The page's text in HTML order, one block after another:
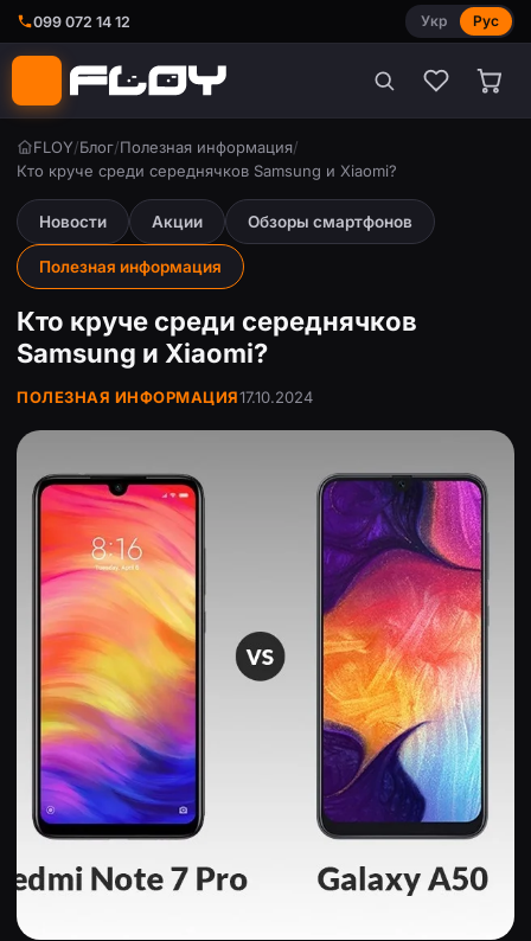
099 072 14 12 Укр Рус
FLOY/Блог/Полезная информация/
Кто круче среди середнячков Samsung и Xiaomi?
Новости Акции Обзоры смартфонов
Полезная информация
Кто круче среди середнячков
Samsung и Xiaomi?
ПОЛЕЗНАЯ ИНФОРМАЦИЯ17.10.2024